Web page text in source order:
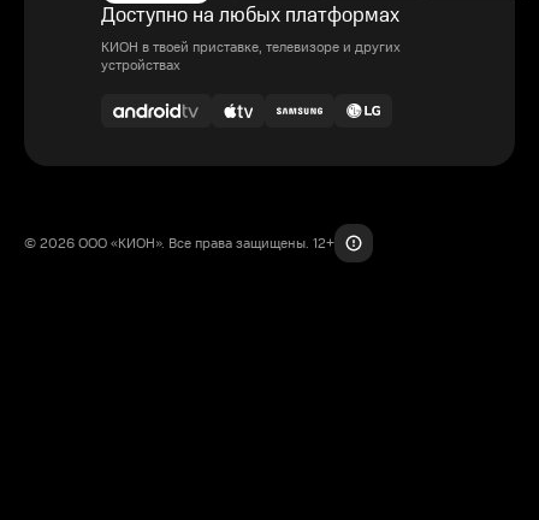
Доступно на любых платформах
КИОН в твоей приставке, телевизоре и других
устройствах
© 2026 ООО «КИОН». Все права защищены. 12+